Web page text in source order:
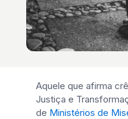
Aquele que afirma
Justiça e
de Ministérios de